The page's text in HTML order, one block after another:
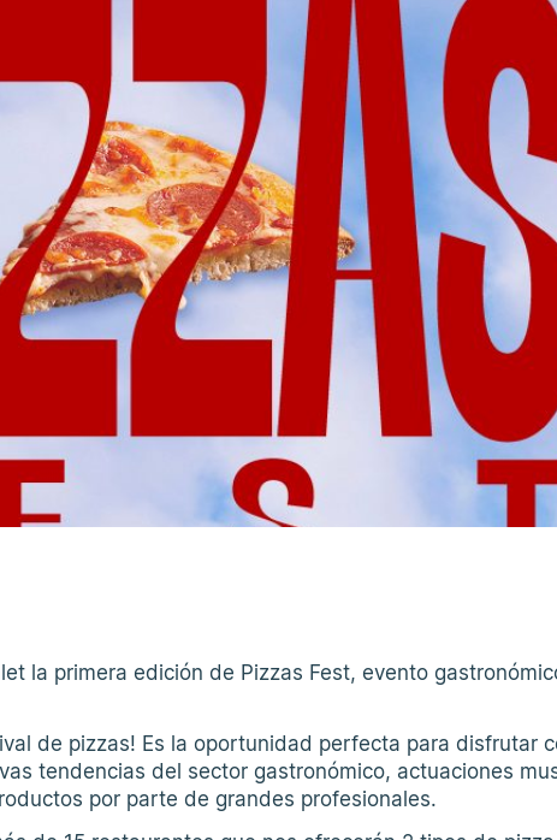
la primera edición de Pizzas Fest, evento
de pizzas! Es la oportunidad perfecta para disfrutar
tendencias del sector gastronómico, actuaciones
por parte de grandes profesionales.